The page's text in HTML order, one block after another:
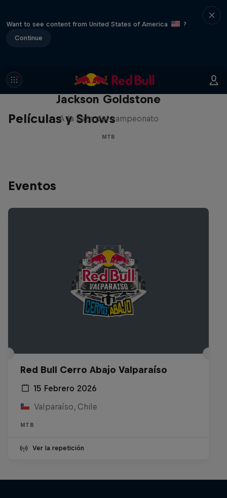
Want to see content from United States of America
?
Continue
Películas y Shows
The Search for Milliseconds:
Jackson Goldstone
A la caza del campeonato
MTB
Eventos
Red Bull Cerro Abajo Valparaíso
15 Febrero 2026
Valparaíso, Chile
MTB
Ver la repetición